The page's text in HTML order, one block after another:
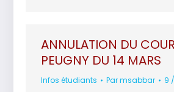
ANNULATION DU
PEUGNY DU 14 MARS
Infos étudiants Parmsabbar 9